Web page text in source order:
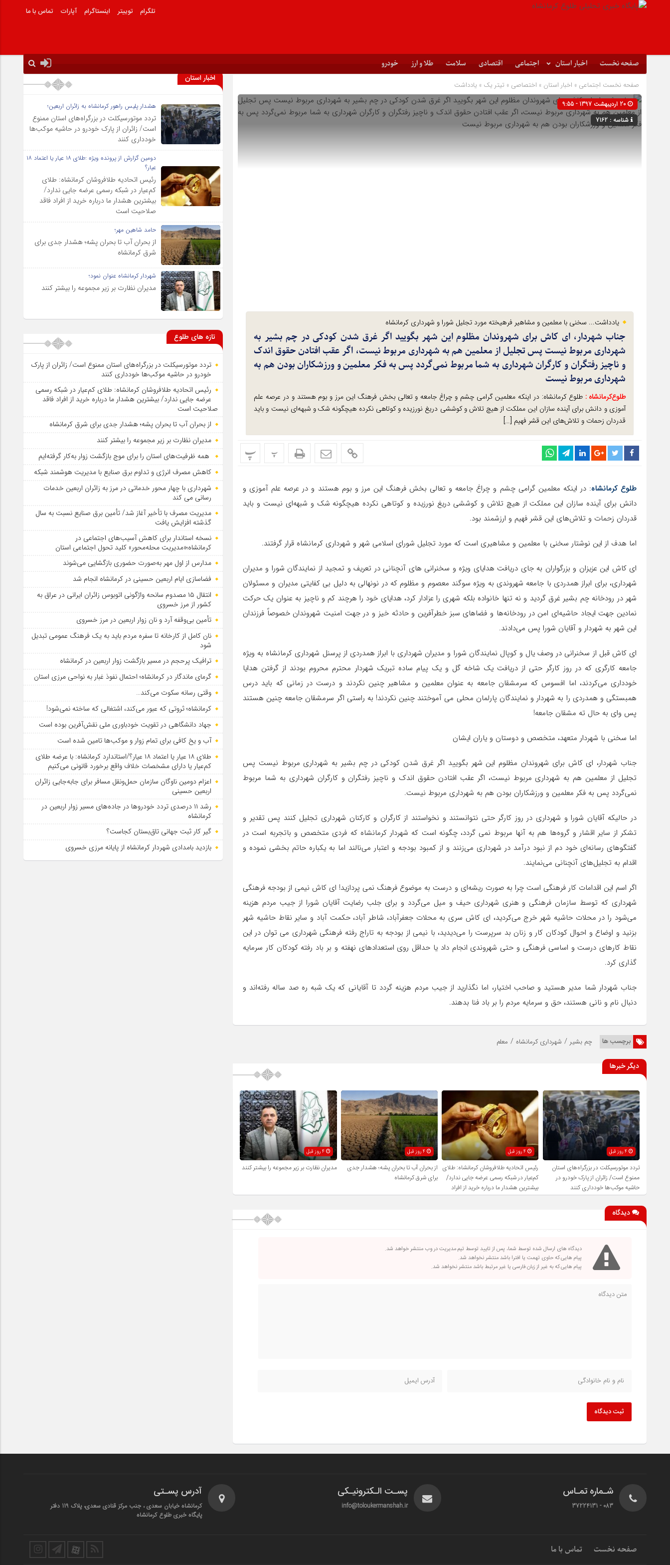
تلگرام توییتر اینستاگرام آپارات تماس با ما
صفحه نخست اخبار استان اجتماعی اقتصادی سلامت طلا و ارز خودرو
صفحه نخست اجتماعی » اخبار استان » اختصاصی » تیتر یک » یادداشت
شناسه : 7162
یادداشت... سخنی با معلمین و مشاهیر فرهیخته مورد تجلیل شورا و شهرداری کرمانشاه
جناب شهردار، ای کاش برای شهروندان مظلوم این شهر بگویید اگر غرق شدن کودکی در چم بشیر به
شهرداری مربوط نیست پس تجلیل از معلمین هم به شهرداری مربوط نیست، اگر عقب افتادن حقوق اندک
و ناچیز رفتگران و کارگران شهرداری به شما مربوط نمی‌گردد پس به فکر معلمین و ورزشکاران بودن هم به
شهرداری مربوط نیست
طلوع‌‌کرمانشاه : طلوع کرمانشاه: در اینکه معلمین گرامی چشم و چراغ جامعه و تعالی بخش فرهنگ این مرز و بوم هستند و در عرصه علم
آموزی و دانش برای آینده سازان این مملکت از هیچ تلاش و کوششی دریغ نورزیده و کوتاهی نکرده هیچگونه شک و شبهه‌ای نیست و باید
قدردان زحمات و تلاش‌های این قشر فهیم […]
پ پ
طلوع کرمانشاه: در اینکه معلمین گرامی چشم و چراغ جامعه و تعالی بخش فرهنگ این مرز و بوم هستند و در عرصه علم آموزی و
دانش برای آینده سازان این مملکت از هیچ تلاش و کوششی دریغ نورزیده و کوتاهی نکرده هیچگونه شک و شبهه‌ای نیست و باید
قدردان زحمات و تلاش‌های این قشر فهیم و ارزشمند بود.
اما هدف از این نوشتار سخنی با معلمین و مشاهیری است که مورد تجلیل شورای اسلامی شهر و شهرداری کرمانشاه قرار گرفتند.
ای کاش این عزیزان و بزرگواران به جای دریافت هدایای ویژه و سخنرانی های آنچنانی در تعریف و تمجید از نمایندگان شورا و مدیران
شهرداری، برای ابراز همدردی با جامعه شهروندی به ویژه سوگند معصوم و مظلوم که در نونهالی به دلیل بی کفایتی مدیران و مسئولان
شهر در رودخانه چم بشیر غرق گردید و نه تنها خانواده بلکه شهری را عزادار کرد، هدایای خود را هرچند کم و ناچیز به عنوان یک حرکت
نمادین جهت ایجاد حاشیه‌ای امن در رودخانه‌ها و فضاهای سبز خطرآفرین و حادثه خیز و در جهت امنیت شهروندان خصوصاً فرزندان
این شهر به شهردار و آقایان شورا پس می‌دادند.
ای کاش قبل از سخنرانی در وصف یال و کوپال نمایندگان شورا و مدیران شهرداری با ابراز همدردی از پرسنل شهرداری کرمانشاه به ویژه
جامعه کارگری که در روز کارگر حتی از دریافت یک شاخه گل و یک پیام ساده تبریک شهردار محترم محروم بودند از گرفتن هدایا
خودداری می‌کردند، اما افسوس که سرمشقان جامعه به عنوان معلمین و مشاهیر چنین نکردند و درست در زمانی که باید درس
همبستگی و همدردی را به شهردار و نمایندگان پارلمان محلی می آموختند چنین نکردند! به راستی اگر سرمشقان جامعه چنین هستند
پس وای به حال ته مشقان جامعه!
اما سخنی با شهردار متعهد، متخصص و دوستان و یاران ایشان
جناب شهردار، ای کاش برای شهروندان مظلوم این شهر بگویید اگر غرق شدن کودکی در چم بشیر به شهرداری مربوط نیست پس
تجلیل از معلمین هم به شهرداری مربوط نیست، اگر عقب افتادن حقوق اندک و ناچیز رفتگران و کارگران شهرداری به شما مربوط
نمی‌گردد پس به فکر معلمین و ورزشکاران بودن هم به شهرداری مربوط نیست.
در حالیکه آقایان شورا و شهرداری در روز کارگر حتی نتوانستند و نخواستند از کارگران و کارکنان شهرداری تجلیل کنند پس تقدیر و
تشکر از سایر اقشار و گروه‌ها هم به آنها مربوط نمی گردد، چگونه است که شهردار کرمانشاه که فردی متخصص و باتجربه است در
گفتگوهای رسانه‌ای خود دم از نبود درآمد در شهرداری می‌زنند و از کمبود بودجه و اعتبار می‌نالند اما به یکباره حاتم بخشی نموده و
اقدام به تجلیل‌های آنچنانی می‌نمایند.
اگر اسم این اقدامات کار فرهنگی است چرا به صورت ریشه‌ای و درست به موضوع فرهنگ نمی پردازید! ای کاش نیمی از بودجه فرهنگی
شهرداری که توسط سازمان فرهنگی و هنری شهرداری حیف و میل می‌گردد و برای جلب رضایت آقایان شورا از جیب مردم هزینه
می‌شود را در محلات حاشیه شهر خرج می‌کردید، ای کاش سری به محلات جعفرآباد، شاطر آباد، حکمت آباد و سایر نقاط حاشیه شهر
بزنید و اوضاع و احوال کودکان کار و زنان بد سرپرست را می‌دیدید، با نیمی از بودجه به تاراج رفته فرهنگی شهرداری می توان در این
نقاط کارهای درست و اساسی فرهنگی و حتی شهروندی انجام داد یا حداقل روی استعدادهای نهفته و بر باد رفته کودکان کار سرمایه
گذاری کرد.
جناب شهردار شما مدیر هستید و صاحب اختیار، اما نگذارید از جیب مردم هزینه گردد تا آقایانی که یک شبه ره صد ساله رفته‌اند و
دنبال نام و نانی هستند، حق و سرمایه مردم را بر باد فنا بدهند.
برچسب ها چم بشیر / شهرداری کرمانشاه / معلم
دیگر خبرها
4 روز قبل
تردد موتورسیکلت در بزرگراه‌های استان
ممنوع است/ زائران از پارک خودرو در
حاشیه موکب‌ها خودداری کنند
4 روز قبل
رئیس اتحادیه طلافروشان کرمانشاه: طلای
کم‌عیار در شبکه رسمی عرضه جایی ندارد/
بیشترین هشدار ما درباره خرید از افراد
فاقد صلاحیت است
4 روز قبل
از بحران آب تا بحران پشه؛ هشدار جدی
برای شرق کرمانشاه
4 روز قبل
مدیران نظارت بر زیر مجموعه را بیشتر کنند
دیدگاه
دیدگاه های ارسال شده توسط شما، پس از تایید توسط تیم مدیریت در وب منتشر خواهد شد.
پیام هایی که حاوی تهمت یا افترا باشد منتشر نخواهد شد.
پیام هایی که به غیر از زبان فارسی یا غیر مرتبط باشد منتشر نخواهد شد.
ثبت دیدگاه
اخبار استان
هشدار پلیس راهور کرمانشاه به زائران اربعین؛
تردد موتورسیکلت در بزرگراه‌های استان ممنوع
است/ زائران از پارک خودرو در حاشیه موکب‌ها
خودداری کنند
دومین گزارش از پرونده ویژه :طلای ۱۸ عیار یا اعتماد ۱۸
عیار؟
رئیس اتحادیه طلافروشان کرمانشاه: طلای
کم‌عیار در شبکه رسمی عرضه جایی ندارد/
بیشترین هشدار ما درباره خرید از افراد فاقد
صلاحیت است
حامد شاهین مهر؛
از بحران آب تا بحران پشه؛ هشدار جدی برای
شرق کرمانشاه
شهردار کرمانشاه عنوان نمود؛
مدیران نظارت بر زیر مجموعه را بیشتر کنند
تازه های طلوع
تردد موتورسیکلت در بزرگراه‌های استان ممنوع است/ زائران از پارک
خودرو در حاشیه موکب‌ها خودداری کنند
رئیس اتحادیه طلافروشان کرمانشاه: طلای کم‌عیار در شبکه رسمی
عرضه جایی ندارد/ بیشترین هشدار ما درباره خرید از افراد فاقد
صلاحیت است
از بحران آب تا بحران پشه؛ هشدار جدی برای شرق کرمانشاه
مدیران نظارت بر زیر مجموعه را بیشتر کنند
همه ظرفیت‌های استان را برای موج بازگشت زوار به‌کار گرفته‌ایم
کاهش مصرف انرژی و تداوم برق صنایع با مدیریت هوشمند شبکه
شهرداری با چهار محور خدماتی در مرز به زائران اربعین خدمات
رسانی می کند
مدیریت مصرف با تأخیر آغاز شد/ تأمین برق صنایع نسبت به سال
گذشته افزایش یافت
نسخه استاندار برای کاهش آسیب‌های اجتماعی در
کرمانشاه؛«مدیریت محله‌محور» کلید تحول اجتماعی استان
مدارس از اول مهر به‌صورت حضوری بازگشایی می‌شوند
فضاسازی ایام اربعین حسینی در کرمانشاه انجام شد
انتقال ۱۵ مصدوم سانحه واژگونی اتوبوس زائران ایرانی در عراق به
کشور از مرز خسروی
تأمین بی‌وقفه آرد و نان زوار اربعین در مرز خسروی
نان کامل از کارخانه تا سفره مردم باید به یک فرهنگ عمومی تبدیل
شود
ترافیک پرحجم در مسیر بازگشت زوار اربعین در کرمانشاه
گرمای ماندگار در کرمانشاه؛ احتمال نفوذ غبار به نواحی مرزی استان
وقتی رسانه سکوت می‌کند…
کرمانشاه؛ ثروتی که عبور می‌کند، اشتغالی که ساخته نمی‌شود!
جهاد دانشگاهی در تقویت خودباوری ملی نقش‌آفرین بوده است
آب و یخ کافی برای تمام زوار و موکب‌ها تامین شده است
طلای ۱۸ عیار یا اعتماد ۱۸ عیار؟/استاندارد کرمانشاه: با عرضه طلای
کم‌عیار یا دارای مشخصات خلاف واقع برخورد قانونی می‌کنیم
اعزام دومین ناوگان سازمان حمل‌ونقل مسافر برای جابه‌جایی زائران
اربعین حسینی
رشد ۱۱ درصدی تردد خودروها در جاده‌های مسیر زوار اربعین در
کرمانشاه
گیر کار ثبت جهانی تاق‌بستان کجاست؟
بازدید بامدادی شهردار کرمانشاه از پایانه مرزی خسروی
شـماره تمـاس
083 - 37224131
پسـت الـکترونیـکی
info@toloukermanshah.ir
آدرس پسـتی
کرمانشاه خیابان سعدی ، جنب مرکز قنادی سعدی، پلاک 119 دفتر
پایگاه خبری طلوع کرمانشاه
صفحه نخست تماس با ما